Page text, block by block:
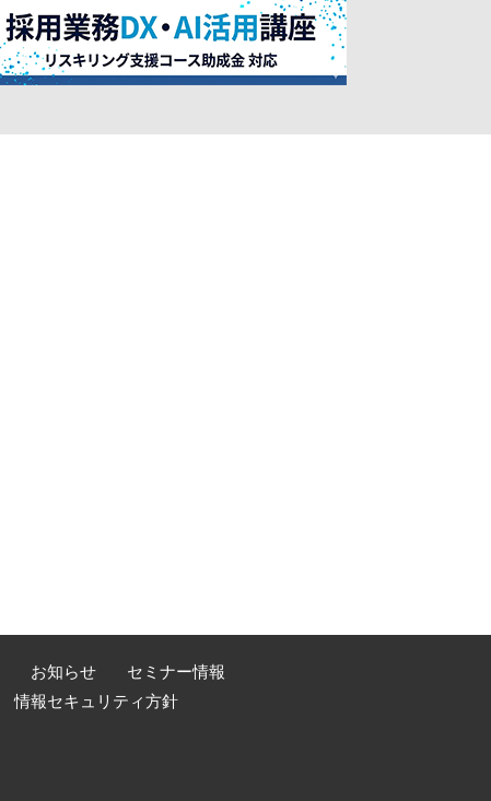
お知らせ
セミナー情報
情報セキュリティ方針